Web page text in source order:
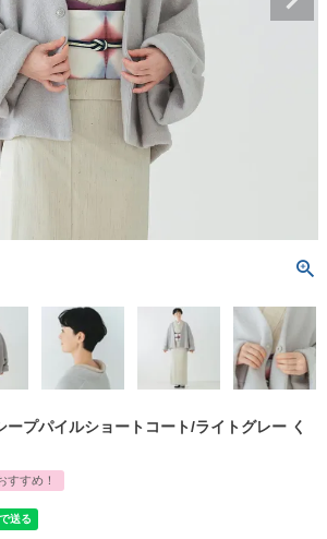
ープパイルショートコート/ライトグレー く
すすめ！